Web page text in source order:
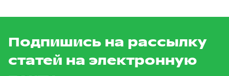
Подпишись на рассылку
статей на электронную